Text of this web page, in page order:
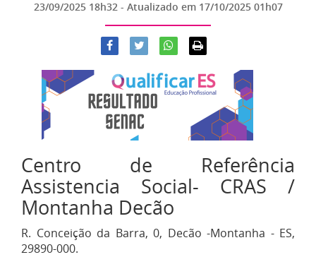
23/09/2025 18h32 - Atualizado em 17/10/2025 01h07
Centro de Referência
Assistencia Social- CRAS /
Montanha Decão
R. Conceição da Barra, 0, Decão -Montanha - ES,
29890-000.